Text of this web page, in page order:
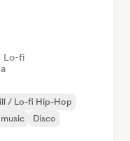
Lo-fi
/ Lo-fi Hip-Hop
Disco